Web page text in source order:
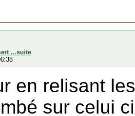
,..suite
en relisant
sur celui